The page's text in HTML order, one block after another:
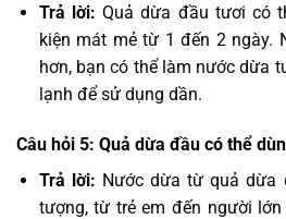
Trả lời:Quả dừa đầu tươi có
kiện mát mẻ từ 1 đến 2 ngày.
hơn, bạn có thể làm nước dừa
lạnh để sử dụng dần.
Câu hỏi 5: Quả dừa đầu có thể
Trả lời: Nước dừa từ quả dừa
tượng, từ trẻ em đến người